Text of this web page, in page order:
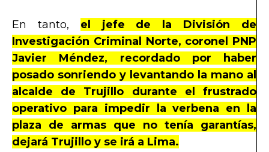
En tanto, el jefe de la División de
Investigación Criminal Norte, coronel PNP
Javier Méndez, recordado por haber
posado sonriendo y levantando la mano al
alcalde de Trujillo durante el frustrado
operativo para impedir la verbena en la
plaza de armas que no tenía garantías,
dejará Trujillo y se irá a Lima.